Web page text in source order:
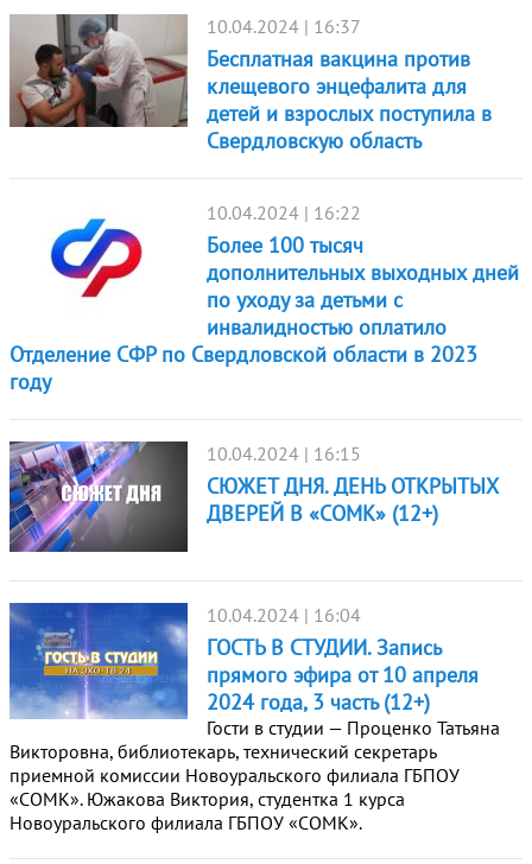
10.04.2024 | 16:37
Бесплатная вакцина против
клещевого энцефалита для
детей и взрослых поступила в
Свердловскую область
10.04.2024 | 16:22
Более 100 тысяч
дополнительных выходных дней
по уходу за детьми с
инвалидностью оплатило
Отделение СФР по Свердловской области в 2023
году
10.04.2024 | 16:15
СЮЖЕТ ДНЯ. ДЕНЬ ОТКРЫТЫХ
ДВЕРЕЙ В «СОМК» (12+)
10.04.2024 | 16:04
ГОСТЬ В СТУДИИ. Запись
прямого эфира от 10 апреля
2024 года, 3 часть (12+)
Гости в студии — Проценко Татьяна
Викторовна, библиотекарь, технический секретарь
приемной комиссии Новоуральского филиала ГБПОУ
«СОМК». Южакова Виктория, студентка 1 курса
Новоуральского филиала ГБПОУ «СОМК».